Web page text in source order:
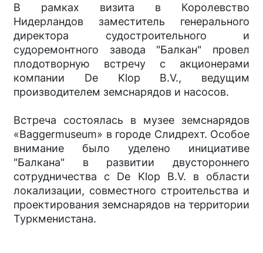
В рамках визита в Королевство
Нидерландов заместитель генерального
директора судостроительного и
судоремонтного завода "Балкан" провел
плодотворную встречу с акционерами
компании De Klop B.V., ведущим
производителем земснарядов и насосов.
Встреча состоялась в музее земснарядов
«Baggermuseum» в городе Слидрехт. Особое
внимание было уделено инициативе
"Балкана" в развитии двустороннего
сотрудничества с De Klop B.V. в области
локализации, совместного строительства и
проектирования земснарядов на территории
Туркменистана.